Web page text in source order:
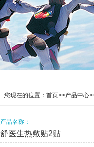
您现在的位置： 首页>>产品中心
产品名称：
舒医生热敷贴2贴